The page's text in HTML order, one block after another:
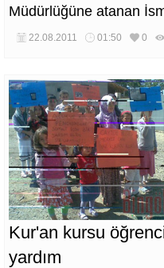
Müdürlüğüne atanan
22.08.2011 01:50 0
Kur'an kursu
yardım